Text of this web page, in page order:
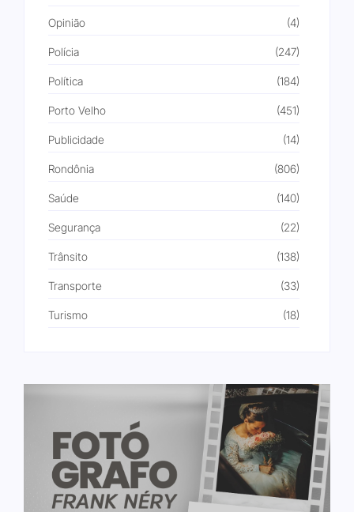
Opinião (4)
Polícia (247)
Política (184)
Porto Velho (451)
Publicidade (14)
Rondônia (806)
Saúde (140)
Segurança (22)
Trânsito (138)
Transporte (33)
Turismo (18)